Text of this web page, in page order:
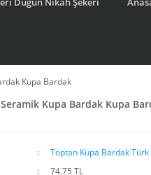
Kupa Bardak
Kupa Bardak Kupa
Toptan Kupa Bardak
74,75 TL